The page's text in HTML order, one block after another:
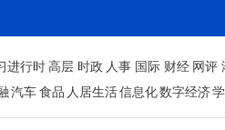
进行时高层 时政 人事 国际 财经 网评
汽车食品 人居生活信息化数字经济